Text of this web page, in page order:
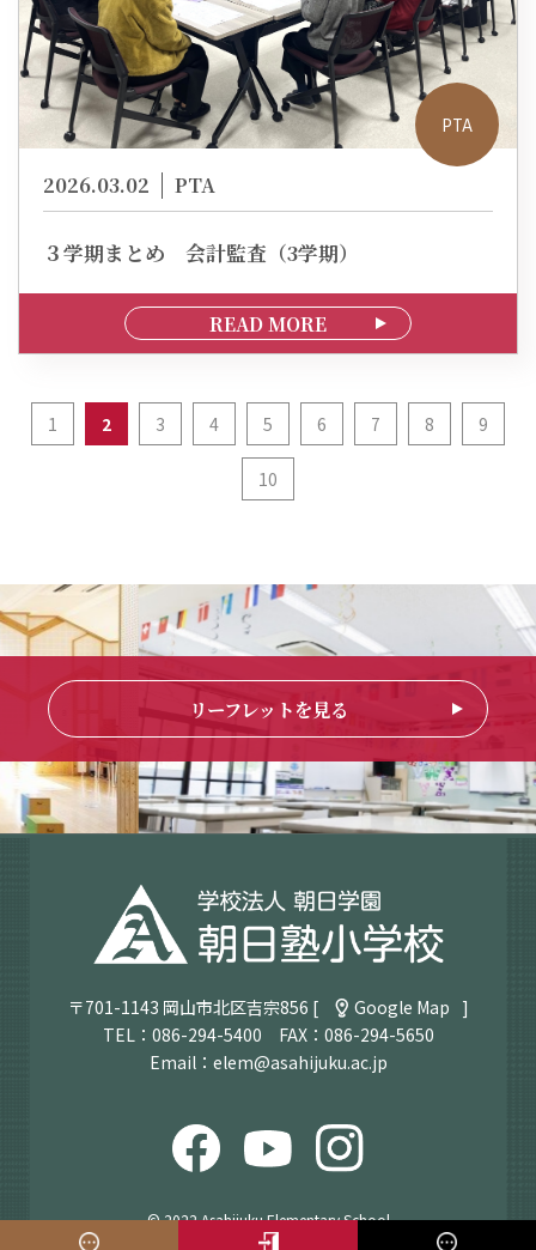
PTA
2026.03.02 PTA
３学期まとめ 会計監査（3学期）
READ MORE
1 2 3 4 5 6 7 8 9
10
リーフレットを見る
〒701-1143 岡山市北区吉宗856 [ Google Map ]
TEL： 086-294-5400 FAX：086-294-5650
Email： elem@asahijuku.ac.jp
© 2022 Asahijuku Elementary School